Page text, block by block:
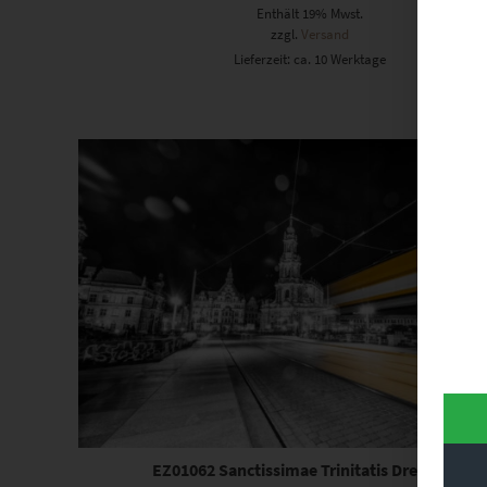
Enthält 19% Mwst.
zzgl.Versand
Lieferzeit: ca. 10 Werktage
Dieses Produkt weist mehrere Varianten auf. Die Optionen können auf der Produktseite gewählt werden
EZ01062 Sanctissimae Trinitatis Dresden II